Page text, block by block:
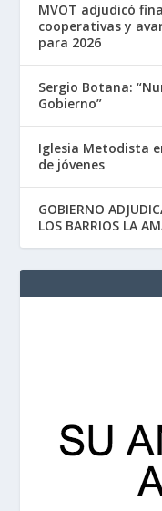
MVOT adjudicó
cooperativas y
para 2026
Sergio Botana:
Gobierno”
Iglesia Metodista
de jóvenes
GOBIERNO
LOS BARRIOS LA